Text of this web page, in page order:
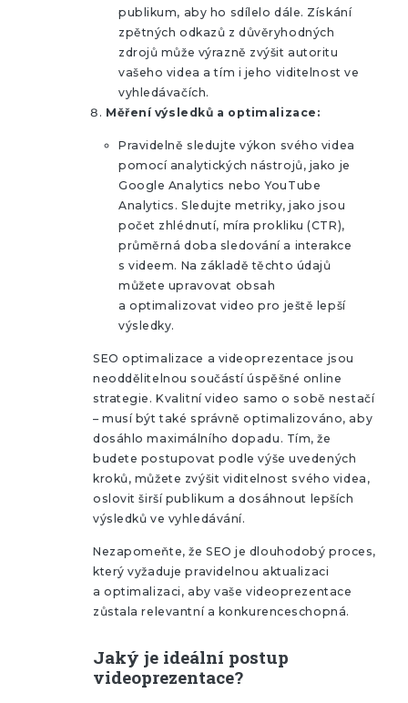
publikum, aby ho sdílelo dále. Získání
zpětných odkazů z důvěryhodných
zdrojů může výrazně zvýšit autoritu
vašeho videa a tím i jeho viditelnost ve
vyhledávačích.
Měření výsledků a optimalizace:
Pravidelně sledujte výkon svého videa
pomocí analytických nástrojů, jako je
Google Analytics nebo YouTube
Analytics. Sledujte metriky, jako jsou
počet zhlédnutí, míra prokliku (CTR),
průměrná doba sledování a interakce
s videem. Na základě těchto údajů
můžete upravovat obsah
a optimalizovat video pro ještě lepší
výsledky.
SEO optimalizace a videoprezentace jsou
neoddělitelnou součástí úspěšné online
strategie. Kvalitní video samo o sobě nestačí
– musí být také správně optimalizováno, aby
dosáhlo maximálního dopadu. Tím, že
budete postupovat podle výše uvedených
kroků, můžete zvýšit viditelnost svého videa,
oslovit širší publikum a dosáhnout lepších
výsledků ve vyhledávání.
Nezapomeňte, že SEO je dlouhodobý proces,
který vyžaduje pravidelnou aktualizaci
a optimalizaci, aby vaše videoprezentace
zůstala relevantní a konkurenceschopná.
Jaký je ideální postup
videoprezentace?